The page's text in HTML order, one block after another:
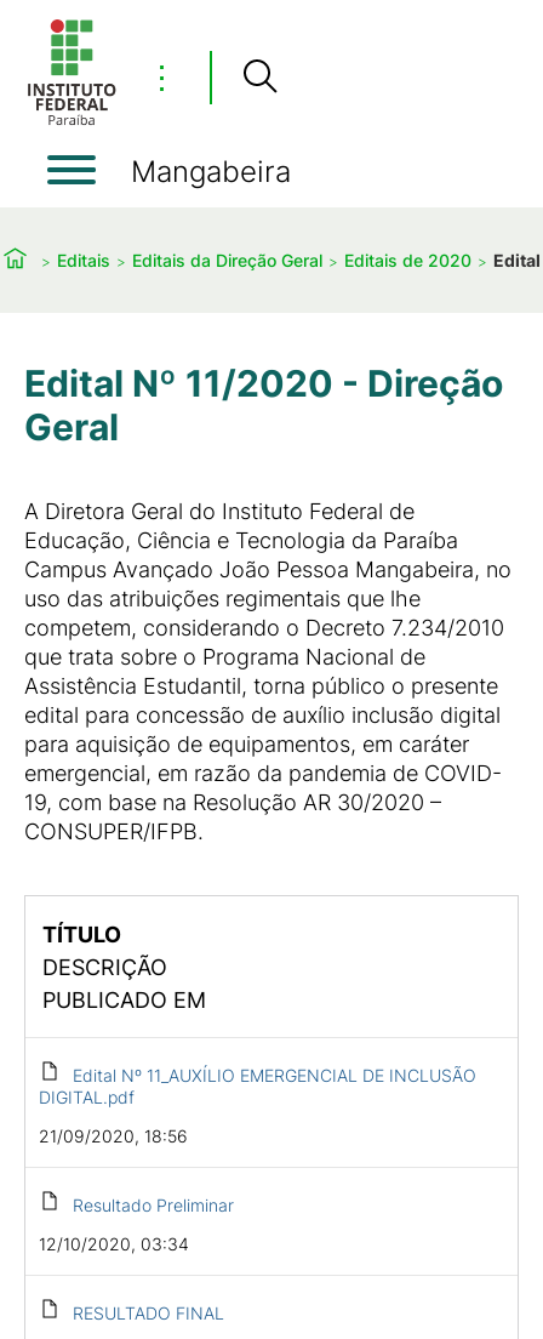
⋮
Mangabeira
Editais Editais da Direção Geral Editais de 2020
Edital Nº 11/2020 - Direção
Geral
A Diretora Geral do Instituto Federal de
Educação, Ciência e Tecnologia da Paraíba
Campus Avançado João Pessoa Mangabeira, no
uso das atribuições regimentais que lhe
competem, considerando o Decreto 7.234/2010
que trata sobre o Programa Nacional de
Assistência Estudantil, torna público o presente
edital para concessão de auxílio inclusão digital
para aquisição de equipamentos, em caráter
emergencial, em razão da pandemia de COVID-
19, com base na Resolução AR 30/2020 –
CONSUPER/IFPB.
TÍTULO
DESCRIÇÃO
PUBLICADO EM
Edital Nº 11_AUXÍLIO EMERGENCIAL DE INCLUSÃO
DIGITAL.pdf
21/09/2020, 18:56
Resultado Preliminar
12/10/2020, 03:34
RESULTADO FINAL